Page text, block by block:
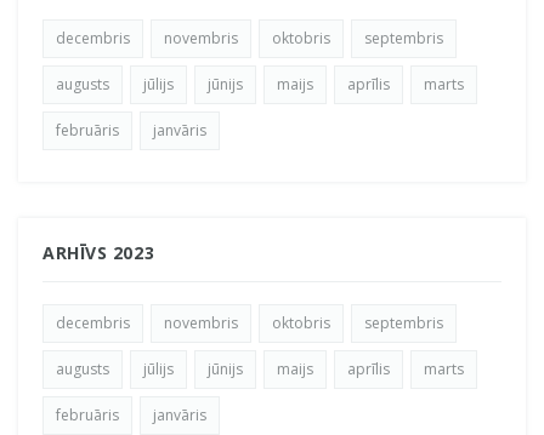
decembris novembris oktobris septembris
augusts jūlijs jūnijs maijs aprīlis marts
februāris janvāris
ARHĪVS 2023
decembris novembris oktobris septembris
augusts jūlijs jūnijs maijs aprīlis marts
februāris janvāris